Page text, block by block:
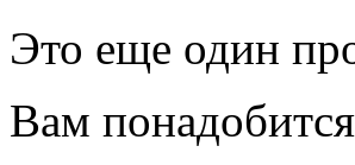
Это еще один
Вам